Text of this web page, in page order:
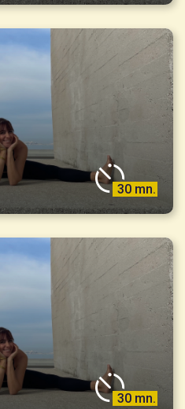
30 mn.
30 mn.